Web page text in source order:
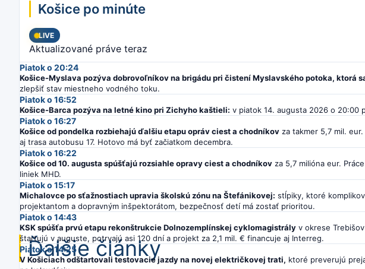
Košice po minúte
LIVE
Aktualizované práve teraz
Piatok o 20:24
Košice-Myslava pozýva dobrovoľníkov na brigádu pri čistení Myslavského potoka, ktorá
zlepšiť stav miestneho vodného toku.
Piatok o 16:52
Košice-Barca pozýva na letné kino pri Zichyho kaštieli: v piatok 14. augusta 2026 o 20:00
Piatok o 16:27
Košice od pondelka rozbiehajú ďalšiu etapu opráv ciest a chodníkov za takmer 5,7 mil.
aj trasa autobusu 17. Hotovo má byť začiatkom decembra.
Piatok o 16:22
Košice od 10. augusta spúšťajú rozsiahle opravy ciest a chodníkov za 5,7 milióna eur.
liniek MHD.
Piatok o 15:17
Michalovce po sťažnostiach upravia školskú zónu na Štefánikovej: stĺpiky, ktoré
projektantom a dopravným inšpektorátom, bezpečnosť detí má zostať prioritou.
Piatok o 14:43
KSK spúšťa prvú etapu rekonštrukcie Dolnozemplínskej cyklomagistrály v okrese
štartujú v auguste, potrvajú asi 120 dní a projekt za 2,1 mil. € financuje aj Interreg.
Piatok o 14:25
V Košiciach odštartovali testovacie jazdy na novej električkovej trati, ktoré preverujú
Ďalšie články